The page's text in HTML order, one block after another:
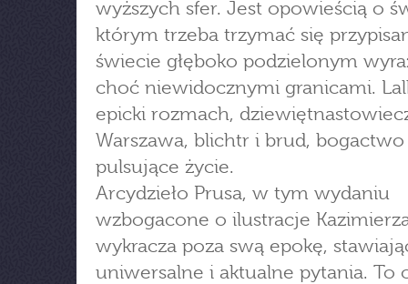
wyższych sfer. Jest opowieścią o
którym trzeba trzymać się
świecie głęboko podzielonym
choć niewidocznymi granicami.
epicki rozmach,
Warszawa, blichtr i brud,
pulsujące życie.
Arcydzieło Prusa, w tym wydaniu
wzbogacone o ilustracje
wykracza poza swą epokę,
uniwersalne i aktualne pytania. To